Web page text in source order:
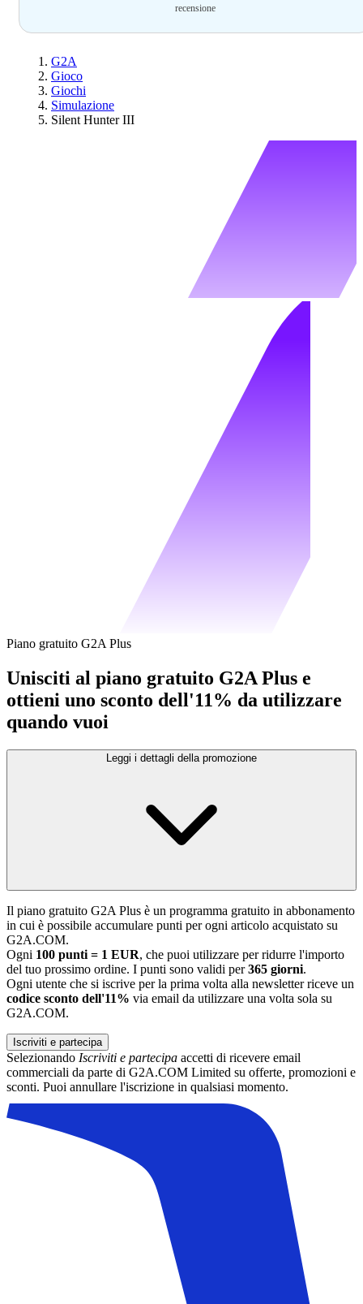
recensione
G2A
Gioco
Giochi
Simulazione
Silent Hunter III
Piano gratuito G2A Plus
Unisciti al piano gratuito G2A Plus e
ottieni uno sconto dell'11% da utilizzare
quando vuoi
Leggi i dettagli della promozione
Il piano gratuito G2A Plus è un programma gratuito in abbonamento
in cui è possibile accumulare punti per ogni articolo acquistato su
G2A.COM.
Ogni 100 punti = 1 EUR, che puoi utilizzare per ridurre l'importo
del tuo prossimo ordine. I punti sono validi per365 giorni.
Ogni utente che si iscrive per la prima volta alla newsletter riceve un
codice sconto dell'11% via email da utilizzare una volta sola su
G2A.COM.
Iscriviti e partecipa
Selezionando Iscriviti e partecipa accetti di ricevere email
commerciali da parte di G2A.COM Limited su offerte, promozioni e
sconti. Puoi annullare l'iscrizione in qualsiasi momento.